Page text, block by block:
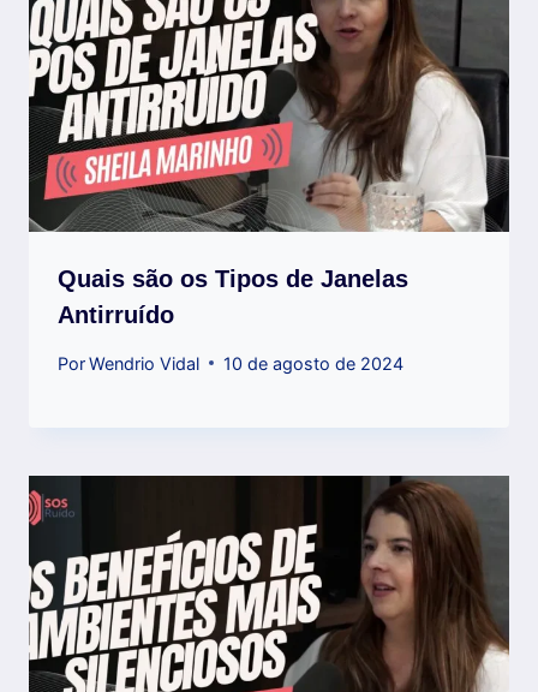
Quais são os Tipos de Janelas
Antirruído
PorWendrio Vidal 10 de agosto de 2024